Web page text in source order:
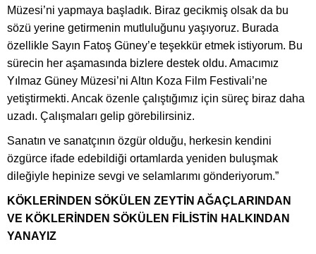
Müzesi’ni yapmaya başladık. Biraz gecikmiş olsak da bu
sözü yerine getirmenin mutluluğunu yaşıyoruz. Burada
özellikle Sayın Fatoş Güney’e teşekkür etmek istiyorum. Bu
sürecin her aşamasında bizlere destek oldu. Amacımız
Yılmaz Güney Müzesi’ni Altın Koza Film Festivali’ne
yetiştirmekti. Ancak özenle çalıştığımız için süreç biraz daha
uzadı. Çalışmaları gelip görebilirsiniz.
Sanatın ve sanatçının özgür olduğu, herkesin kendini
özgürce ifade edebildiği ortamlarda yeniden buluşmak
dileğiyle hepinize sevgi ve selamlarımı gönderiyorum.”
KÖKLERİNDEN SÖKÜLEN ZEYTİN AĞAÇLARINDAN
VE KÖKLERİNDEN SÖKÜLEN FİLİSTİN HALKINDAN
YANAYIZ